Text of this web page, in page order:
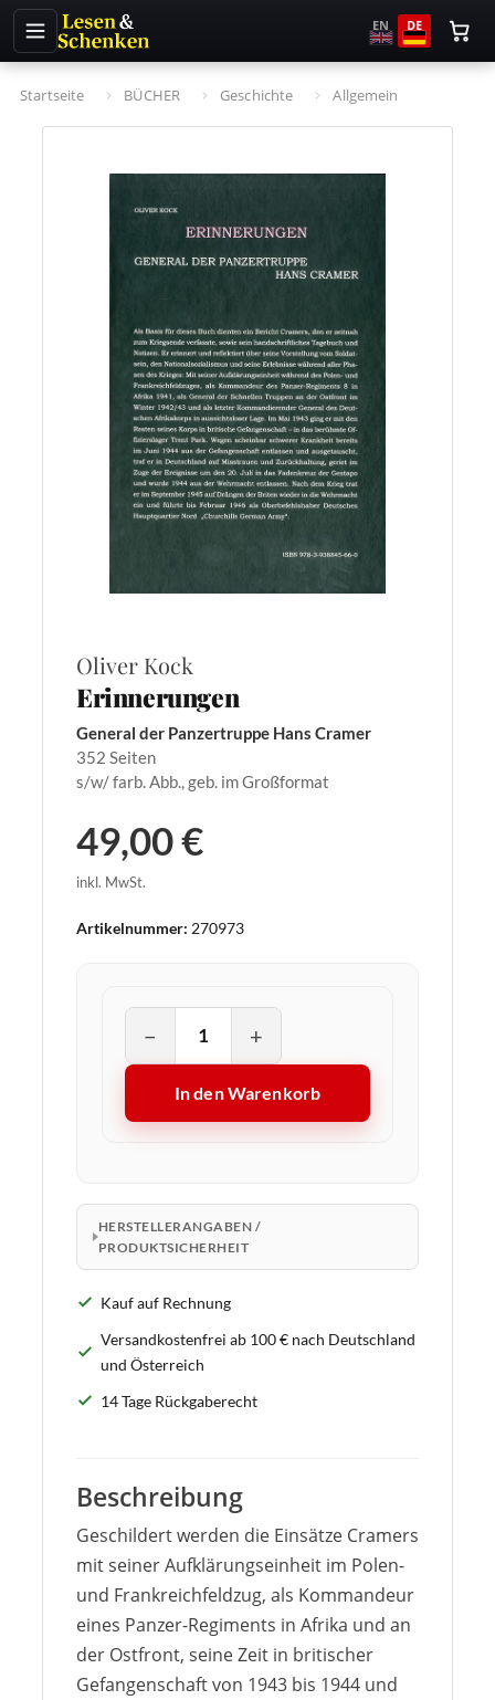
EN DE
Startseite BÜCHER Geschichte Allgemein
Oliver Kock
Erinnerungen
General der Panzertruppe Hans Cramer
352 Seiten
s/w/ farb. Abb., geb. im Großformat
49,00 €
inkl. MwSt.
Artikelnummer: 270973
− +
In den Warenkorb
HERSTELLERANGABEN /
PRODUKTSICHERHEIT
Kauf auf Rechnung
Versandkostenfrei ab 100 € nach Deutschland
und Österreich
14 Tage Rückgaberecht
Beschreibung
Geschildert werden die Einsätze Cramers
mit seiner Aufklärungseinheit im Polen-
und Frankreichfeldzug, als Kommandeur
eines Panzer-Regiments in Afrika und an
der Ostfront, seine Zeit in britischer
Gefangenschaft von 1943 bis 1944 und